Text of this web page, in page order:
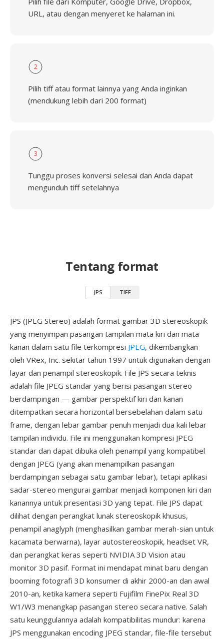
URL, atau dengan menyeret ke halaman ini.
2
Pilih tiff atau format lainnya yang Anda inginkan
(mendukung lebih dari 200 format)
3
Tunggu proses konversi selesai dan Anda dapat
mengunduh tiff setelahnya
Tentang format
JPS TIFF
JPS (JPEG Stereo) adalah format gambar 3D stereoskopik
yang menyimpan pasangan tampilan mata kiri dan mata
kanan dalam satu file terkompresi JPEG, dikembangkan
oleh VRex, Inc. sekitar tahun 1997 untuk digunakan dengan
layar dan penampil stereoskopik. File JPS secara teknis
adalah file JPEG standar yang berisi pasangan stereo
berdampingan — gambar perspektif kiri dan kanan
ditempatkan secara horizontal bersebelahan dalam satu
frame, dengan lebar gambar penuh menjadi dua kali lebar
tampilan individu. File ini menggunakan kompresi JPEG
standar dan dapat dibuka oleh penampil yang kompatibel
dengan JPEG (yang akan menampilkan pasangan
berdampingan sebagai satu gambar lebar), tetapi aplikasi
sadar-stereo mengurai gambar menjadi komponen kiri dan
kanannya untuk presentasi 3D yang tepat. File JPS dapat
dilihat dengan perangkat lunak stereoskopik khusus,
penampil anaglyph (menghasilkan gambar merah-sian untuk
kacamata berwarna), layar autostereoskopik, headset VR,
dan perangkat keras seperti NVIDIA 3D Vision atau
monitor 3D pasif. Format ini mendapat minat baru dengan
booming fotografi 3D konsumer di akhir 2000-an dan awal
2010-an, ketika kamera seperti Fujifilm FinePix Real 3D
W1/W3 menangkap pasangan stereo secara native. Salah
satu keunggulannya adalah kompatibilitas mundur: karena
JPS menggunakan encoding JPEG standar, file-file tersebut